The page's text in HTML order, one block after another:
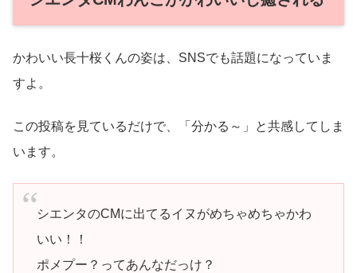
かわいい長十桜くんの姿は、SNSでも話題になっていま
すよ。
この投稿を見ているだけで、「分かる～」と共感してしま
います。
シエンタのCMに出てるイヌがめちゃめちゃかわ
いい！！
ポメプー？ってあんなだっけ？